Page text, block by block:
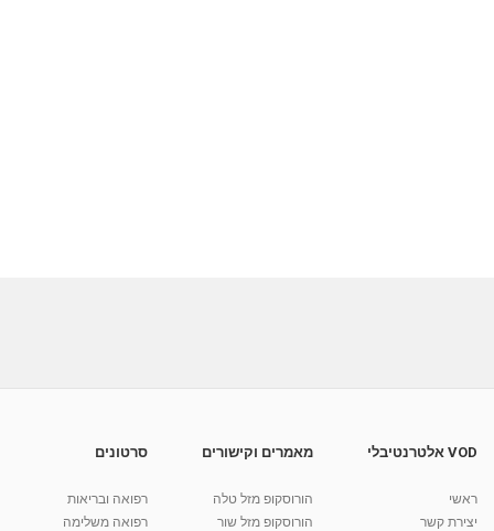
VOD אלטרנטיבלי
ראשי
יצירת קשר
מאמרים וקישורים
הורוסקופ מזל טלה
הורוסקופ מזל שור
סרטונים
רפואה ובריאות
רפואה משלימה